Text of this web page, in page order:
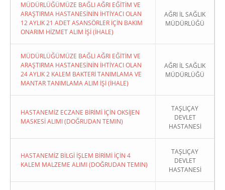
MÜDÜRLÜĞÜMÜZE BAĞLI AĞRI EĞİTİM VE
ARAŞTIRMA HASTANESİNİN İHTİYACI OLAN
12 AYLIK 21 ADET ASANSÖRLER İÇİN BAKIM
ONARIM HİZMET ALIM İŞİ (İHALE)
AĞRI İL SAĞLIK
MÜDÜRLÜĞÜ
MÜDÜRLÜĞÜMÜZE BAĞLI AĞRI EĞİTİM VE
ARAŞTIRMA HASTANESİNİN İHTİYACI OLAN
24 AYLIK 2 KALEM BAKTERİ TANIMLAMA VE
MANTAR TANIMLAMA ALIM İŞİ (İHALE)
AĞRI İL SAĞLIK
MÜDÜRLÜĞÜ
HASTANEMİZ ECZANE BİRİMİ İÇİN OKSİJEN
MASKESİ ALIMI (DOĞRUDAN TEMIN)
TAŞLIÇAY
DEVLET
HASTANESİ
HASTANEMİZ BİLGİ İŞLEM BİRİMİ İÇİN 4
KALEM MALZEME ALIMI (DOĞRUDAN TEMIN)
TAŞLIÇAY
DEVLET
HASTANESİ